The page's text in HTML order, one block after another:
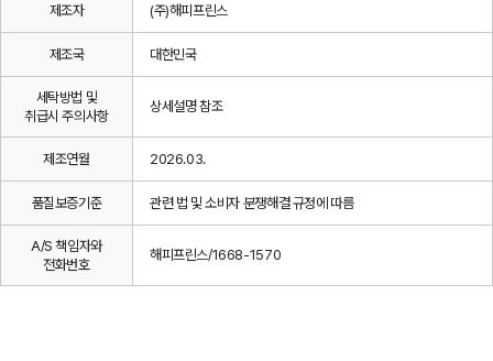
제조자 (주)해피프린스
제조국 대한민국
세탁방법 및
취급시 주의사항
상세설명 참조
제조연월 2026.03.
품질보증기준 관련 법 및 소비자 분쟁해결 규정에 따름
A/S 책임자와
전화번호
해피프린스/1668-1570